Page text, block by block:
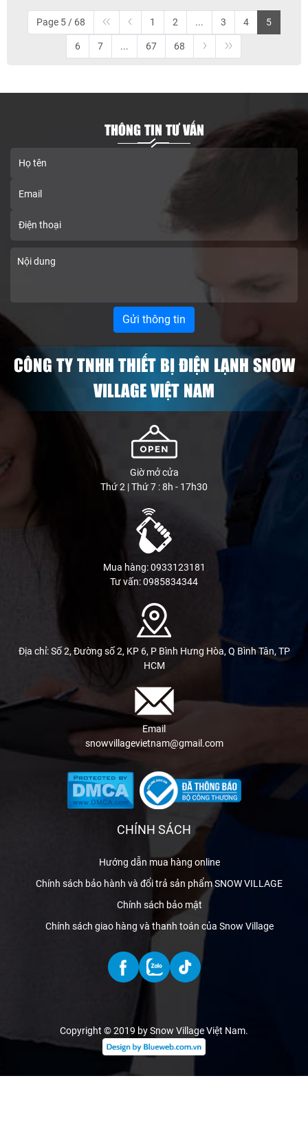
Page 5 / 68 1 2 ... 3 4 5
6 7 ... 67 68
THÔNG TIN TƯ VẤN
CÔNG TY TNHH THIẾT BỊ ĐIỆN LẠNH SNOW
VILLAGE VIỆT NAM
Giờ mở cửa
Thứ 2 | Thứ 7 : 8h - 17h30
Mua hàng: 0933123181
Tư vấn: 0985834344
Địa chỉ: Số 2, Đường số 2, KP 6, P Bình Hưng Hòa, Q Bình Tân, TP
HCM
Email
snowvillagevietnam@gmail.com
CHÍNH SÁCH
Hướng dẫn mua hàng online
Chính sách bảo hành và đổi trả sản phẩm SNOW VILLAGE
Chính sách bảo mật
Chính sách giao hàng và thanh toán của Snow Village
Copyright © 2019 by Snow Village Việt Nam.